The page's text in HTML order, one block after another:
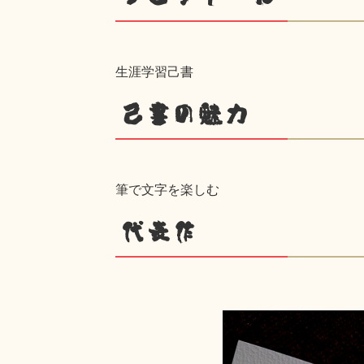
生涯学習己書
己書の魅力
筆で文字を楽しむ
代表作